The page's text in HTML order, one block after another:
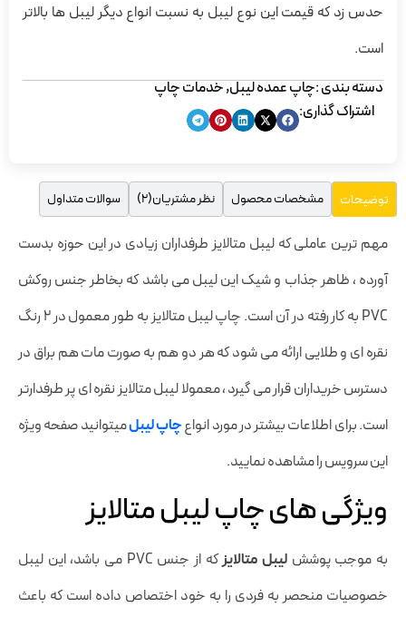
حدس زد که قیمت این نوع لیبل به نسبت انواع دیگر لیبل ها بالاتر
است.
دسته بندی :چاپ عمده لیبل,خدمات چاپ
اشتراک گذاری:
توضیحات مشخصات محصول نظر مشتریان(2) سوالات متداول
مهم ترین عاملی که لیبل متالایز طرفداران زیادی در این حوزه بدست
آورده ، ظاهر جذاب و شیک این لیبل می باشد که بخاطر جنس روکش
PVC به کار رفته در آن است. چاپ لیبل متالایز به طور معمول در 2 رنگ
نقره ای و طلایی ارائه می شود که هر دو هم به صورت مات هم براق در
دسترس خریداران قرار می گیرد ، معمولا لیبل متالایز نقره ای پر طرفدارتر
است. برای اطلاعات بیشتر در مورد انواعچاپ لیبلمیتوانید صفحه ویژه
این سرویس را مشاهده نمایید.
ویژگی های چاپ لیبل متالایز
به موجب پوشش لیبل متالایز
که از جنس PVC می باشد، این لیبل
خصوصیات منحصر به فردی را به خود اختصاص داده است که باعث